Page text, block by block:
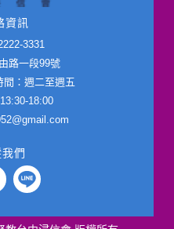
資訊
3331
路一段99號
間：週二至週五
18:00
們